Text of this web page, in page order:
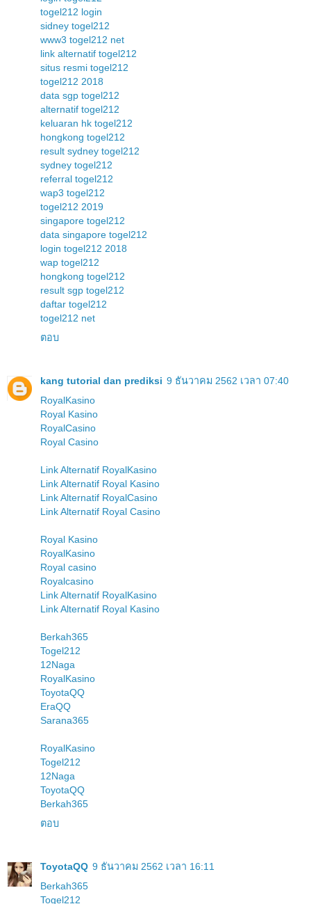
togel212 login
sidney togel212
www3 togel212 net
link alternatif togel212
situs resmi togel212
togel212 2018
data sgp togel212
alternatif togel212
keluaran hk togel212
hongkong togel212
result sydney togel212
sydney togel212
referral togel212
wap3 togel212
togel212 2019
singapore togel212
data singapore togel212
login togel212 2018
wap togel212
hongkong togel212
result sgp togel212
daftar togel212
togel212 net
ตอบ
kang tutorial dan prediksi 9 ธันวาคม 2562 เวลา 07:40
RoyalKasino
Royal Kasino
RoyalCasino
Royal Casino
Link Alternatif RoyalKasino
Link Alternatif Royal Kasino
Link Alternatif RoyalCasino
Link Alternatif Royal Casino
Royal Kasino
RoyalKasino
Royal casino
Royalcasino
Link Alternatif RoyalKasino
Link Alternatif Royal Kasino
Berkah365
Togel212
12Naga
RoyalKasino
ToyotaQQ
EraQQ
Sarana365
RoyalKasino
Togel212
12Naga
ToyotaQQ
Berkah365
ตอบ
ToyotaQQ 9 ธันวาคม 2562 เวลา 16:11
Berkah365
Togel212